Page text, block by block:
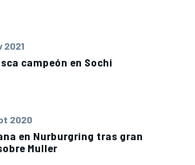
2021
campeón en Sochi
2020
en Nurburgring tras gran
Muller